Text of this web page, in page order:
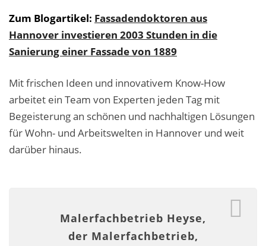
Stellenangebote: Maler-Facharbeiter gesucht
Stellenangebot: Backoffice Manager/in
Altbausanierung
Betonoptik
Bodenbeläge & Designböden
Zum Blogartikel: Fassadendoktoren aus
Hannover investieren 2003 Stunden in die
Sanierung einer Fassade von 1889
Mit frischen Ideen und innovativem Know-How
arbeitet ein Team von Experten jeden Tag mit
Begeisterung an schönen und nachhaltigen Lösungen
für Wohn- und Arbeitswelten in Hannover und weit
darüber hinaus.
Malerfachbetrieb Heyse,
der Malerfachbetrieb,